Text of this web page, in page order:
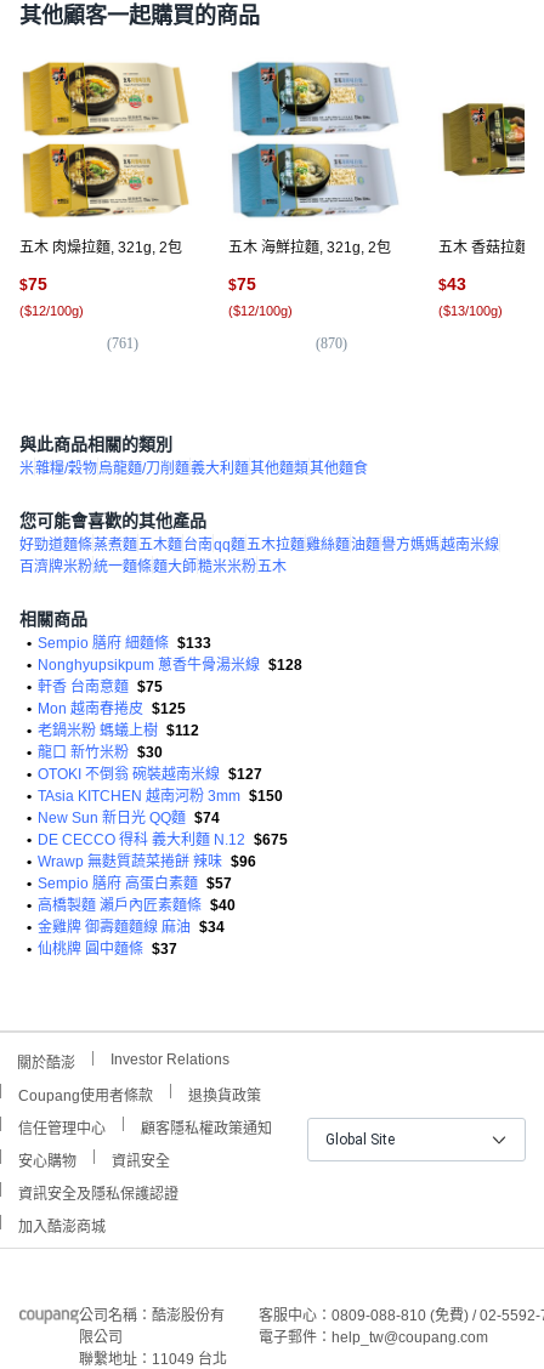
其他顧客一起購買的商品
五木 肉燥拉麵, 321g, 2包
$75
($12/100g)
(761)
五木 海鮮拉麵, 321g, 2包
$75
($12/100g)
(870)
五木 香菇拉麵,
$43
($13/100g)
與此商品相關的類別
米雜糧/穀物烏龍麵/刀削麵義大利麵其他麵類其他麵食
您可能會喜歡的其他產品
好勁道麵條蒸煮麵五木麵台南qq麵五木拉麵雞絲麵油麵譽方媽媽越南米線
百濟牌米粉統一麵條麵大師糙米米粉五木
相關商品
• Sempio 膳府 細麵條 $133
• Nonghyupsikpum 蔥香牛骨湯米線 $128
• 軒香 台南意麵 $75
• Mon 越南春捲皮 $125
• 老鍋米粉 螞蟻上樹 $112
• 龍口 新竹米粉 $30
• OTOKI 不倒翁 碗裝越南米線 $127
• TAsia KITCHEN 越南河粉 3mm $150
• New Sun 新日光 QQ麵 $74
• DE CECCO 得科 義大利麵 N.12 $675
• Wrawp 無麩質蔬菜捲餅 辣味 $96
• Sempio 膳府 高蛋白素麵 $57
• 高橋製麵 瀨戶內匠素麵條 $40
• 金雞牌 御壽麵麵線 麻油 $34
• 仙桃牌 圓中麵條 $37
關於酷澎 Investor Relations
Coupang使用者條款
退換貨政策
信任管理中心
顧客隱私權政策通知
安心購物
資訊安全
資訊安全及隱私保護認證
加入酷澎商城
Global Site
公司名稱：酷澎股份有
限公司
聯繫地址：11049 台北
客服中心：0809-088-810 (免費) / 02-
電子郵件：help_tw@coupang.com